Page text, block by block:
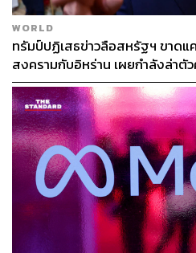
WORLD
ทรัมป์ปฏิเสธข่าวลือสหรัฐฯ ขาดแ
สงครามกับอิหร่าน เผยกำลังล่าตั